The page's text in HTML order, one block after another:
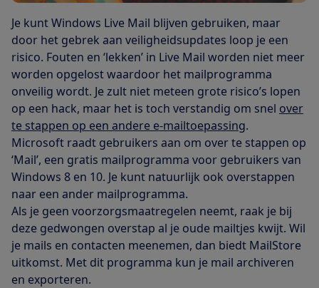
Je kunt Windows Live Mail blijven gebruiken, maar
door het gebrek aan veiligheidsupdates loop je een
risico. Fouten en ‘lekken’ in Live Mail worden niet meer
worden opgelost waardoor het mailprogramma
onveilig wordt. Je zult niet meteen grote risico’s lopen
op een hack, maar het is toch verstandig om snel over
te stappen op een andere e-mailtoepassing.
Microsoft raadt gebruikers aan om over te stappen op
‘Mail’, een gratis mailprogramma voor gebruikers van
Windows 8 en 10. Je kunt natuurlijk ook overstappen
naar een ander mailprogramma.
Als je geen voorzorgsmaatregelen neemt, raak je bij
deze gedwongen overstap al je oude mailtjes kwijt. Wil
je mails en contacten meenemen, dan biedt MailStore
uitkomst. Met dit programma kun je mail archiveren
en exporteren.